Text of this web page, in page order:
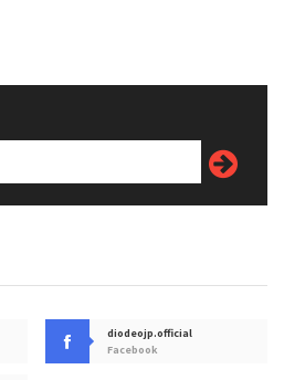
diodeojp.official
Facebook